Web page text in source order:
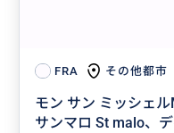
FRA その他都市
モン サン ミッシェ
サンマロ St malo、